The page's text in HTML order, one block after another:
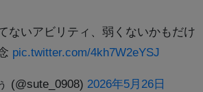
ないアビリティ、弱くないかもだけ
pic.twitter.com/4kh7W2eYSJ
(@sute_0908) 2026年5月26日